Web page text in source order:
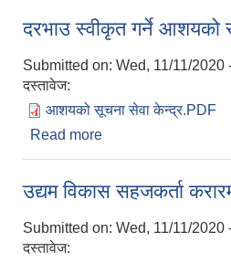
दरभाउ स्वीकृत गर्ने
Submitted on: Wed, 11/11/2020
दस्तावेज:
आशयको सूचना सेवा केन्द्र.PDF
Read more
उद्यम विकास सहजकर्ता
Submitted on: Wed, 11/11/2020
दस्तावेज: